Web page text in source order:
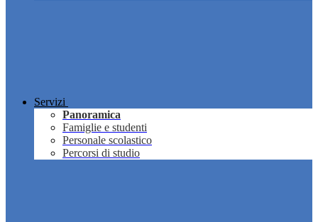
Servizi
Panoramica
Famiglie e studenti
Personale scolastico
Percorsi di studio